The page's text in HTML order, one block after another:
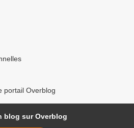
portail Overblog
blog sur Overblog